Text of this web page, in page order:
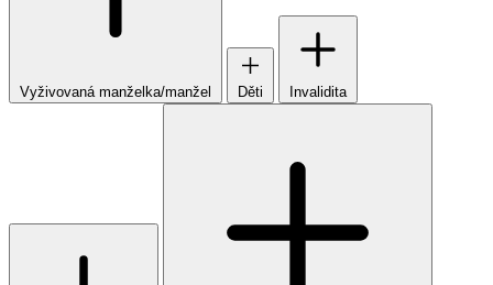
Vyživovaná manželka/manžel Děti Invalidita